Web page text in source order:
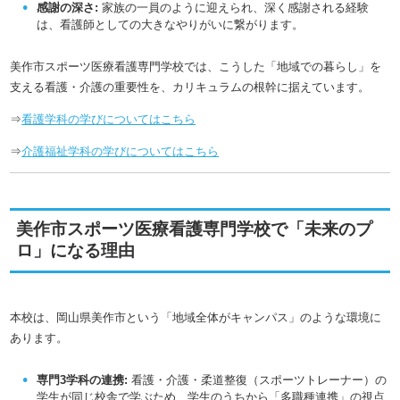
感謝の深さ: 家族の一員のように迎えられ、深く感謝される経験
は、看護師としての大きなやりがいに繋がります。
美作市スポーツ医療看護専門学校では、こうした「地域での暮らし」を
支える看護・介護の重要性を、カリキュラムの根幹に据えています。
⇒看護学科の学びについてはこちら
⇒介護福祉学科の学びについてはこちら
美作市スポーツ医療看護専門学校で「未来のプ
ロ」になる理由
本校は、岡山県美作市という「地域全体がキャンパス」のような環境に
あります。
専門3学科の連携: 看護・介護・柔道整復（スポーツトレーナー）の
学生が同じ校舎で学ぶため、学生のうちから「多職種連携」の視点